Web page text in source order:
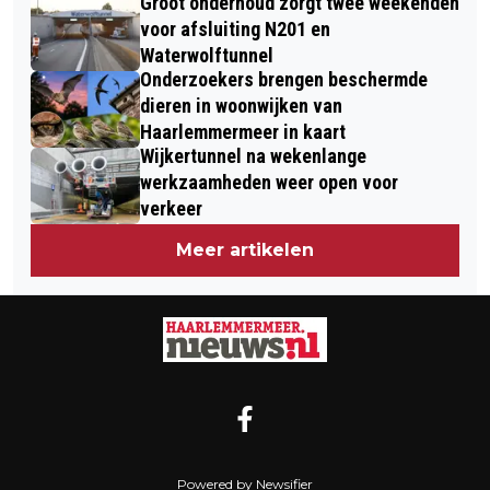
voor afsluiting N201 en
Waterwolftunnel
Onderzoekers brengen beschermde
dieren in woonwijken van
Haarlemmermeer in kaart
Wijkertunnel na wekenlange
werkzaamheden weer open voor
verkeer
Meer artikelen
Powered by Newsifier